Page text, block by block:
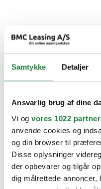
Samtykke Detaljer
Ansvarlig brug af dine
Vi og vores 1022
anvende cookies og
og din browser til
Disse oplysninger
der opbevarer og tilgår
dig målrettede annoncer,